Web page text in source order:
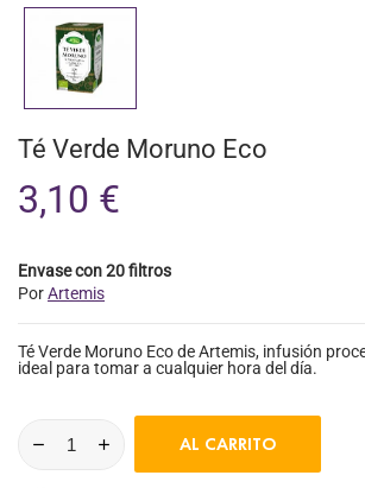
Té Verde Moruno Eco
3,10 €
Envase con 20 filtros
PorArtemis
Té Verde Moruno Eco de Artemis, infusión
ideal para tomar a cualquier hora del día.
AL CARRITO